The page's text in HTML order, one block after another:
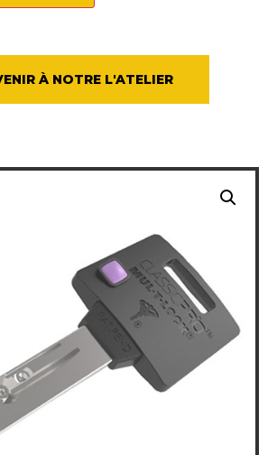
À NOTRE L'ATELIER